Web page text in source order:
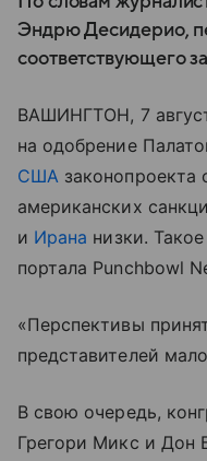
Эндрю Десидерио,
соответствующего
ВАШИНГТОН, 7
на одобрение
США законопроекта
американских
и Ирана низки.
портала Punchbowl
«Перспективы
представителей
В свою очередь,
Грегори Микс и Дон